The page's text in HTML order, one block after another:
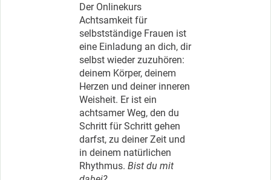
Der Onlinekurs
Achtsamkeit für
selbstständige Frauen ist
eine Einladung an dich, dir
selbst wieder zuzuhören:
deinem Körper, deinem
Herzen und deiner inneren
Weisheit. Er ist ein
achtsamer Weg, den du
Schritt für Schritt gehen
darfst, zu deiner Zeit und
in deinem natürlichen
Rhythmus. Bist du mit